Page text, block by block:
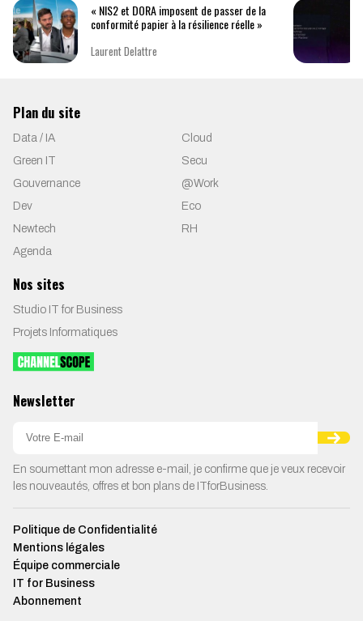
« NIS2 et DORA imposent de passer de la
conformité papier à la résilience réelle »
Laurent Delattre
Plan du site
Data / IA
Cloud
Green IT
Secu
Gouvernance
@Work
Dev
Eco
Newtech
RH
Agenda
Nos sites
Studio IT for Business
Projets Informatiques
Newsletter
En soumettant mon adresse e-mail, je confirme que je veux recevoir
les nouveautés, offres et bon plans de ITforBusiness.
Politique de Confidentialité
Mentions légales
Équipe commerciale
IT for Business
Abonnement